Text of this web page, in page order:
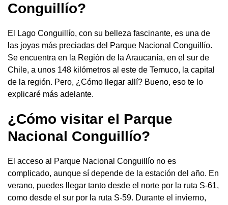
Conguillío?
El Lago Conguillío, con su belleza fascinante, es una de
las joyas más preciadas del Parque Nacional Conguillío.
Se encuentra en la Región de la Araucanía, en el sur de
Chile, a unos 148 kilómetros al este de Temuco, la capital
de la región. Pero, ¿Cómo llegar allí? Bueno, eso te lo
explicaré más adelante.
¿Cómo visitar el Parque
Nacional Conguillío?
El acceso al Parque Nacional Conguillío no es
complicado, aunque sí depende de la estación del año. En
verano, puedes llegar tanto desde el norte por la ruta S-61,
como desde el sur por la ruta S-59. Durante el invierno,